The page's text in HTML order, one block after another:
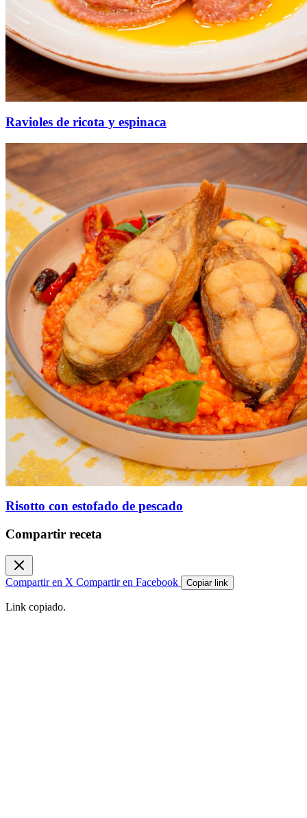
Ravioles de ricota y espinaca
Risotto con estofado de pescado
Compartir receta
Compartir en X Compartir en Facebook Copiar link
Link copiado.